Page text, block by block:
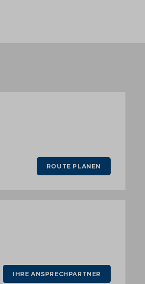
ROUTE PLANEN
IHRE ANSPRECHPARTNER